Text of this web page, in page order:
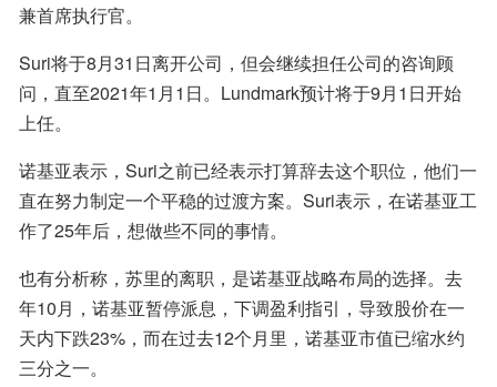
兼首席执行官。
Suri将于8月31日离开公司，但会继续担任公司的咨询顾
问，直至2021年1月1日。Lundmark预计将于9月1日开始
上任。
诺基亚表示，Suri之前已经表示打算辞去这个职位，他们一
直在努力制定一个平稳的过渡方案。Suri表示，在诺基亚工
作了25年后，想做些不同的事情。
也有分析称，苏里的离职，是诺基亚战略布局的选择。去
年10月，诺基亚暂停派息，下调盈利指引，导致股价在一
天内下跌23%，而在过去12个月里，诺基亚市值已缩水约
三分之一。